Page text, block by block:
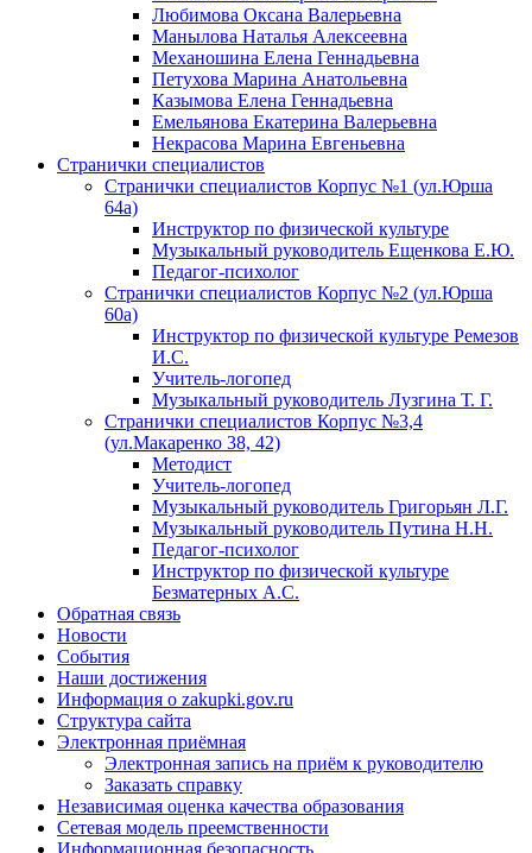
Любимова Оксана Валерьевна
Манылова Наталья Алексеевна
Механошина Елена Геннадьевна
Петухова Марина Анатольевна
Казымова Елена Геннадьевна
Емельянова Екатерина Валерьевна
Некрасова Марина Евгеньевна
Странички специалистов
Странички специалистов Корпус №1 (ул.Юрша
64а)
Инструктор по физической культуре
Музыкальный руководитель Ещенкова Е.Ю.
Педагог-психолог
Странички специалистов Корпус №2 (ул.Юрша
60а)
Инструктор по физической культуре Ремезов
И.С.
Учитель-логопед
Музыкальный руководитель Лузгина Т. Г.
Странички специалистов Корпус №3,4
(ул.Макаренко 38, 42)
Методист
Учитель-логопед
Музыкальный руководитель Григорьян Л.Г.
Музыкальный руководитель Путина Н.Н.
Педагог-психолог
Инструктор по физической культуре
Безматерных А.С.
Обратная связь
Новости
События
Наши достижения
Информация о zakupki.gov.ru
Структура сайта
Электронная приёмная
Электронная запись на приём к руководителю
Заказать справку
Независимая оценка качества образования
Сетевая модель преемственности